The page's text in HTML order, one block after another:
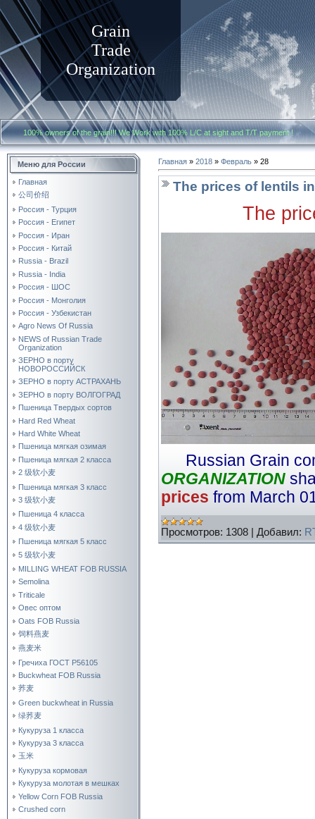
Grain
Trade
Organization
100% owners of the grain!!! We Work with100% L/C at sight and T/T payment
Меню для России
Главная
公司价绍
Россия - Турция
Россия - Египет
Россия - Иран
Россия - Китай
Russia - Brazil
Russia - India
Россия - ШОС
Россия - Монголия
Россия - Узбекистан
Agro News Of Russia
NEWS of Russian Trade
Organization
ЗЕРНО в порту
НОВОРОССИЙСК
ЗЕРНО в порту АСТРАХАНЬ
ЗЕРНО в порту ВОЛГОГРАД
Пшеница Твердых сортов
Hard Red Wheat
Hard White Wheat
Пшеница мягкая озимая
Пшеница мягкая 2 класса
2 级软小麦
Пшеница мягкая 3 класс
3 级软小麦
Пшеница 4 класса
4 级软小麦
Пшеница мягкая 5 класс
5 级软小麦
MILLING WHEAT FOB RUSSIA
Semolina
Triticale
Овес оптом
Oats FOB Russia
饲料燕麦
燕麦米
Гречиха ГОСТ Р56105
Buckwheat FOB Russia
荞麦
Green buckwheat in Russia
绿荞麦
Кукуруза 1 класса
Кукуруза 3 класса
玉米
Кукуруза кормовая
Кукуруза молотая в мешках
Yellow Corn FOB Russia
Crushed corn
Главная » 2018 » Февраль » 28
The prices of lentils
The
Russian Grain
ORGANIZATION
prices from March
Просмотров: 1308 | Добавил: